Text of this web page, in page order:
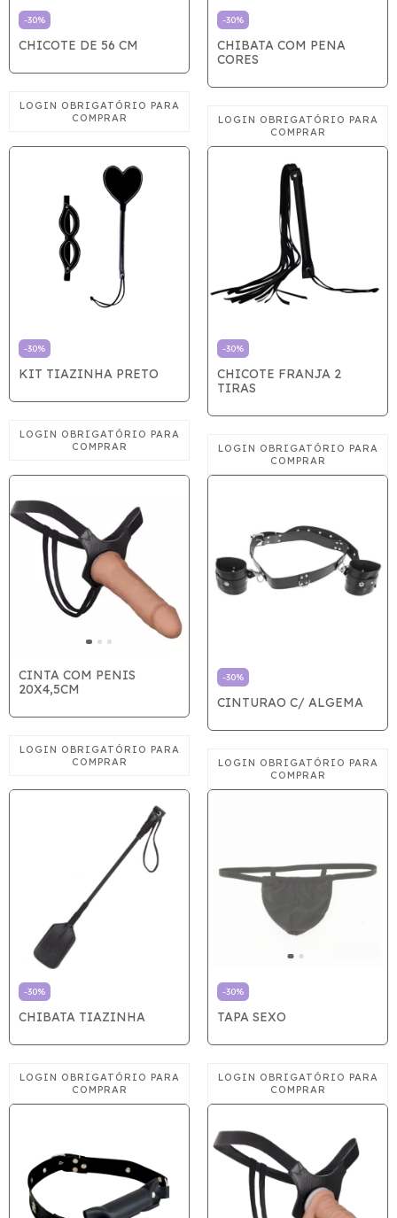
-30%
CHICOTE DE 56 CM
-30%
CHIBATA COM PENA
CORES
-30%
KIT TIAZINHA PRETO
-30%
CHICOTE FRANJA 2
TIRAS
CINTA COM PENIS
20X4,5CM
-30%
CINTURAO C/ ALGEMA
-30%
CHIBATA TIAZINHA
-30%
TAPA SEXO